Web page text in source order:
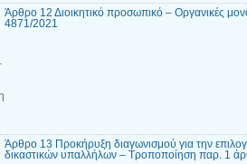
Άρθρο 12 Διοικητικό προσωπικό – Οργανικές
4871/2021
Άρθρο 13 Προκήρυξη διαγωνισμού για την
δικαστικών υπαλλήλων – Τροποποίηση παρ. 1